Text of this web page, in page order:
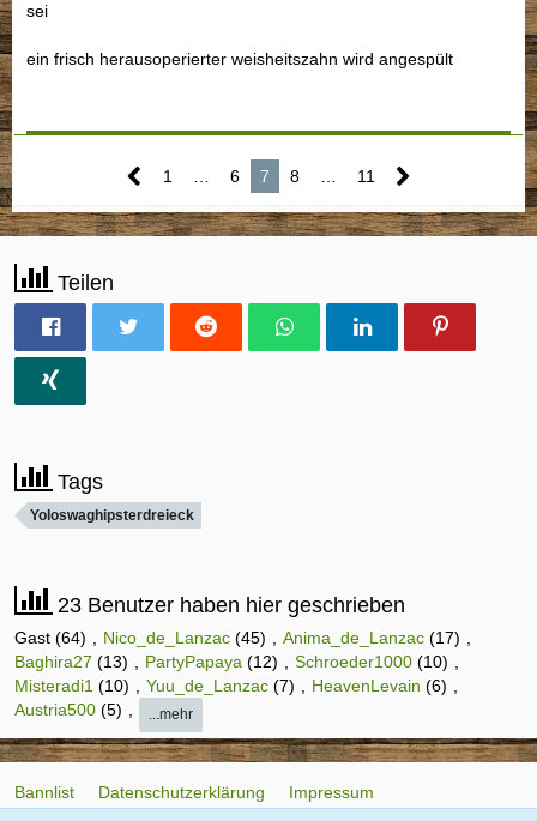
sei
ein frisch herausoperierter weisheitszahn wird angespült
1 6 7 8 11
Teilen
Tags
Yoloswaghipsterdreieck
23 Benutzer haben hier geschrieben
Gast (64) Nico_de_Lanzac (45) Anima_de_Lanzac (17)
Baghira27 (13) PartyPapaya (12) Schroeder1000 (10)
Misteradi1 (10) Yuu_de_Lanzac (7) HeavenLevain (6)
Austria500 (5) ...mehr
Bannlist Datenschutzerklärung Impressum